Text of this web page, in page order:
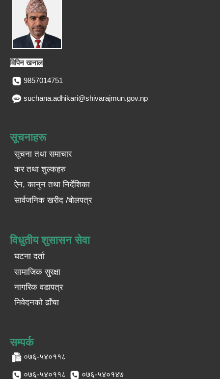
विपिन खनाल
9857014751
suchana.adhikari@shivarajmun.gov.np
सूचनाहरू
सूचना तथा समाचार
कर तथा शुल्कहरु
ऐन, कानुन तथा निर्देशिका
सार्वजनिक खरीद /बोलपत्र
विधुतीय शुसासन सेवा
घटना दर्ता
सामाजिक सुरक्षा
नागरिक वडापत्र
निवेदनको ढाँचा
सम्पर्क
०७६-५४०११८
०७६-५४०११८ ०७६-५४०१४७